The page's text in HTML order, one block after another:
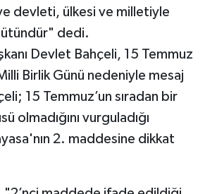
devleti, ülkesi ve milletiyle
dedi.
Devlet Bahçeli, 15 Temmuz
Birlik Günü nedeniyle mesaj
15 Temmuz’un sıradan bir
olmadığını vurguladığı
2. maddesine dikkat